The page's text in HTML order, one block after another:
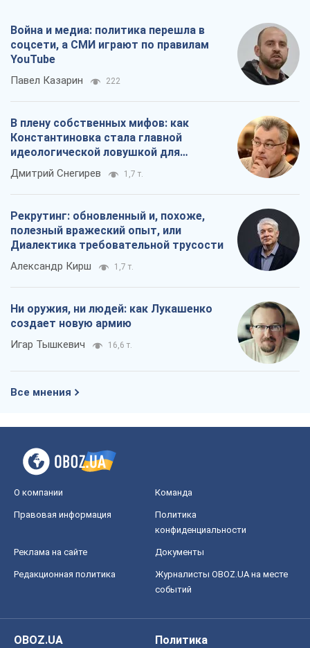
Война и медиа: политика перешла в
соцсети, а СМИ играют по правилам
YouTube
Павел Казарин 222
В плену собственных мифов: как
Константиновка стала главной
идеологической ловушкой для
российских оккупантов
Дмитрий Снегирев 1,7 т.
Рекрутинг: обновленный и, похоже,
полезный вражеский опыт, или
Диалектика требовательной трусости
Александр Кирш 1,7 т.
Ни оружия, ни людей: как Лукашенко
создает новую армию
Игар Тышкевич 16,6 т.
Все мнения
О компании Команда
Правовая информация
Политика
конфиденциальности
Реклама на сайте Документы
Редакционная политика
Журналисты OBOZ.UA на месте
событий
OBOZ.UA
Политика